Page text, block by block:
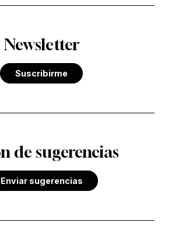
Newsletter
Suscribirme
de sugerencias
Enviar sugerencias